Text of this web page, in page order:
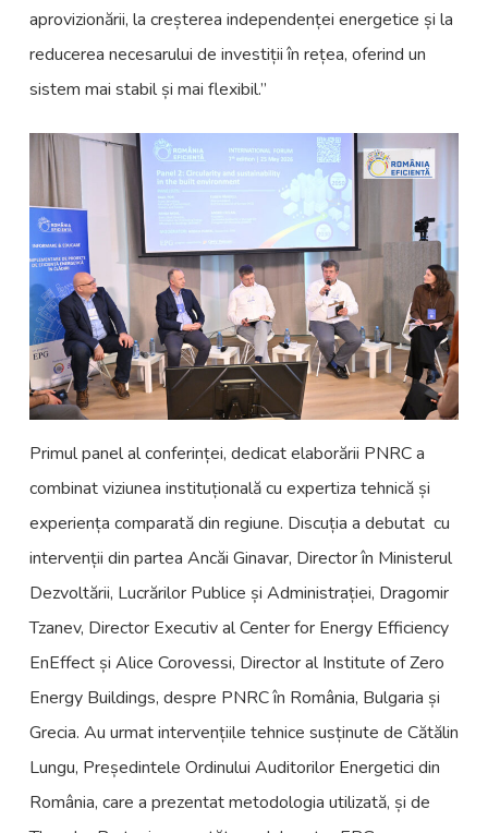
aprovizionării, la creșterea independenței energetice și la
reducerea necesarului de investiții în rețea, oferind un
sistem mai stabil și mai flexibil.”
Primul panel al conferinței, dedicat elaborării PNRC a
combinat viziunea instituțională cu expertiza tehnică și
experiența comparată din regiune. Discuția a debutat cu
intervenții din partea Ancăi Ginavar, Director în Ministerul
Dezvoltării, Lucrărilor Publice și Administrației, Dragomir
Tzanev, Director Executiv al Center for Energy Efficiency
EnEffect și Alice Corovessi, Director al Institute of Zero
Energy Buildings, despre PNRC în România, Bulgaria și
Grecia. Au urmat intervențiile tehnice susținute de Cătălin
Lungu, Președintele Ordinului Auditorilor Energetici din
România, care a prezentat metodologia utilizată, și de